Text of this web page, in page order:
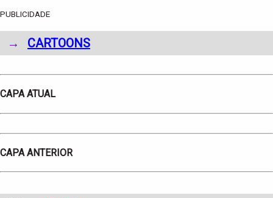
PUBLICIDADE
→ CARTOONS
CAPA ATUAL
CAPA ANTERIOR